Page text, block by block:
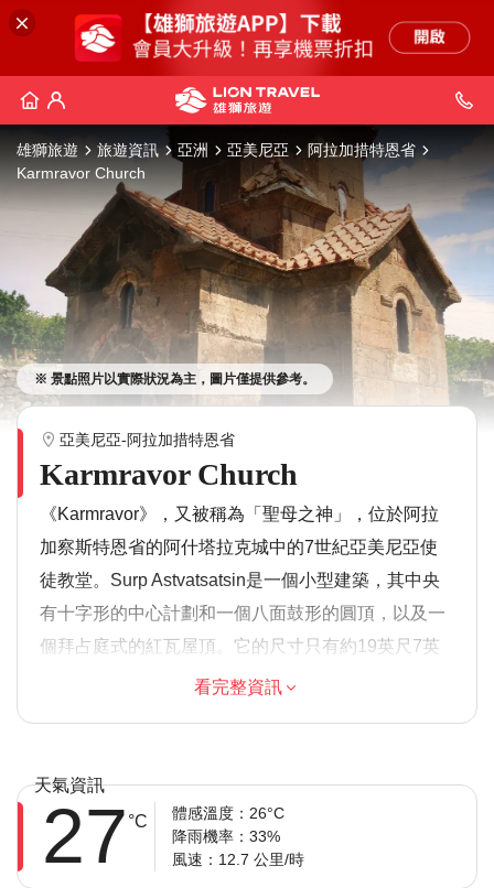
雄獅旅遊 旅遊資訊 亞洲 亞美尼亞
阿拉加措特恩省
Karmravor Church
※ 景點照片以實際狀況為主，圖片僅提供參考。
亞美尼亞-阿拉加措特恩省
Karmravor Church
《Karmravor》，又被稱為「聖母之神」，位於阿拉
加察斯特恩省的阿什塔拉克城中的7世紀亞美尼亞使
徒教堂。Surp Astvatsatsin是一個小型建築，其中央
有十字形的中心計劃和一個八面鼓形的圓頂，以及一
個拜占庭式的紅瓦屋頂。它的尺寸只有約19英尺7英
寸和約24英尺6英寸，外墻上被裝飾有幾何和葉形圖
依然完整無損。根據Thierry的說法，Surp
Astvatsatsin標誌著亞美尼亞建築的一個轉折點，其十
字形的中心計劃和單個圓頂的設計套式將在未來數世
紀之中一直重複出現，盡管也受到其他影響。此風格
看完整資訊
天氣資訊
27 °C
體感溫度：26°C
降雨機率：33%
風速：12.7 公里/時